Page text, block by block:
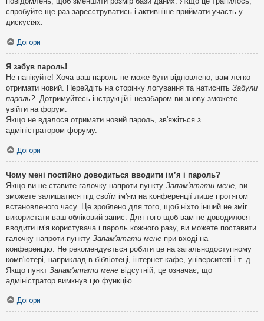
спробуйте ще раз зареєструватись і активніше приймати участь у
дискусіях.
Догори
Я забув пароль!
Не панікуйте! Хоча ваш пароль не може бути відновлено, вам легко
отримати новий. Перейдіть на сторінку логування та натисніть Забули
пароль?. Дотримуйтесь інструкцій і незабаром ви знову зможете
увійти на форум.
Якщо не вдалося отримати новий пароль, зв'яжіться з
адміністратором форуму.
Догори
Чому мені постійно доводиться вводити ім’я і пароль?
Якщо ви не ставите галочку напроти пункту Запам'ятати мене , ви
зможете залишатися під своїм ім'ям на конференції лише протягом
встановленого часу. Це зроблено для того, щоб ніхто інший не зміг
використати ваш обліковий запис. Для того щоб вам не доводилося
вводити ім'я користувача і пароль кожного разу, ви можете поставити
галочку напроти пункту Запам'ятати мене при вході на
конференцію. Не рекомендується робити це на загальнодоступному
комп'ютері, наприклад в бібліотеці, інтернет-кафе, університеті і т. д.
Якщо пункт Запам'ятати мене відсутній, це означає, що
адміністратор вимкнув цю функцію.
Догори